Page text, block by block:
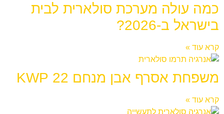
כמה עולה מערכת סולארית לבית
בישראל ב-2026?
קרא עוד »
משפחת אסרף אבן מנחם 22 KWP
קרא עוד »